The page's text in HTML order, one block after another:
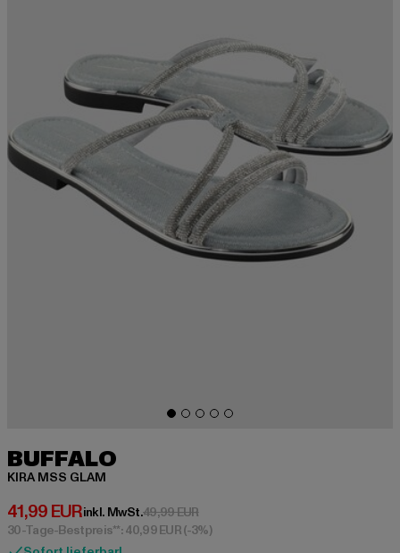
BUFFALO
KIRA MSS GLAM
41,99 EUR
Derzeitiger Preis: 41,99 EUR
inkl. MwSt.49,99 EURAktionspreis: 49,99 EUR
30-Tage-Bestpreis**: 40,99 EUR(-3%)